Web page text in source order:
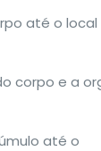
até o local
corpo e a
até o